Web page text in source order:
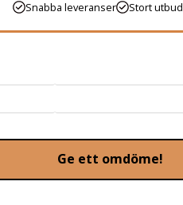
Snabba leveranser Stort utbud
Ge ett omdöme!